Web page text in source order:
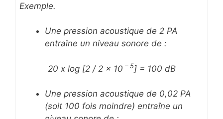
Exemple.
Une pression acoustique de 2 PA
entraîne un niveau sonore de :
20 x log [2 / 2 x 10 – 5] = 100 dB
Une pression acoustique de 0,02 PA
(soit 100 fois moindre) entraîne un